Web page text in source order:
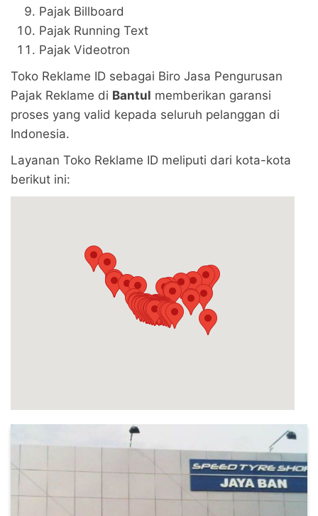
Pajak Billboard
Pajak Running Text
Pajak Videotron
Toko Reklame ID sebagai Biro Jasa Pengurusan
Pajak Reklame di Bantul memberikan garansi
proses yang valid kepada seluruh pelanggan di
Indonesia.
Layanan Toko Reklame ID meliputi dari kota-kota
berikut ini: